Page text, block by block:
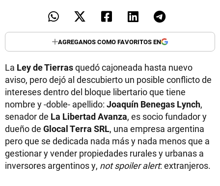
AGREGANOS COMO FAVORITOS EN
La Ley de Tierrasquedó cajoneada hasta nuevo
aviso, pero dejó al descubierto un posible conflicto de
intereses dentro del bloque libertario que tiene
nombre y -doble- apellido: Joaquín Benegas Lynch,
senador de La Libertad Avanza, es socio fundador y
dueño de Glocal Terra SRL, una empresa argentina
pero que se dedicada nada más y nada menos que a
gestionar y vender propiedades rurales y urbanas a
inversores argentinos y, not spoiler alert: extranjeros.